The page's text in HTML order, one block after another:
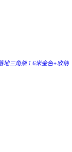
地三角架 1.6米金色+收纳